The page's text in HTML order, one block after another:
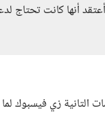
أنها كانت تحتاج
التانية زي